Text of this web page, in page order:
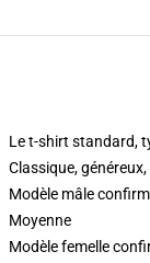
Le t-shirt standard,
Classique,
Modèle mâle
Moyenne
Modèle femelle